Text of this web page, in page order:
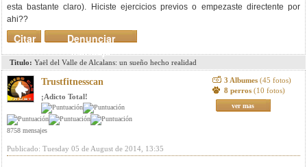
esta bastante claro). Hiciste ejercicios previos o empezaste directente por
ahi??
Denunciar
mensaje
Citar
Titulo: Yaël del Valle de Alcalans: un sueño hecho realidad
Trustfitnesscan
¡Adicto Total!
8758 mensajes
3 Albumes (45 fotos)
8 perros (10 fotos)
ver mas
Publicado: Tuesday 05 de August de 2014, 13:35